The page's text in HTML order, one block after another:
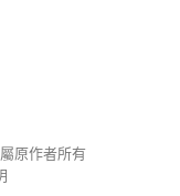
原作者所有